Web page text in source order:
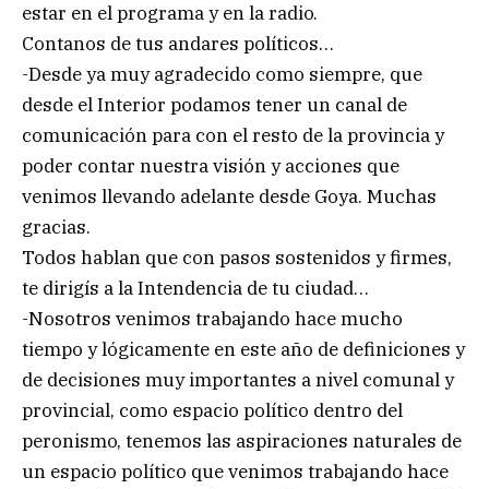
estar en el programa y en la radio.
Contanos de tus andares políticos…
-Desde ya muy agradecido como siempre, que
desde el Interior podamos tener un canal de
comunicación para con el resto de la provincia y
poder contar nuestra visión y acciones que
venimos llevando adelante desde Goya. Muchas
gracias.
Todos hablan que con pasos sostenidos y firmes,
te dirigís a la Intendencia de tu ciudad…
-Nosotros venimos trabajando hace mucho
tiempo y lógicamente en este año de definiciones y
de decisiones muy importantes a nivel comunal y
provincial, como espacio político dentro del
peronismo, tenemos las aspiraciones naturales de
un espacio político que venimos trabajando hace